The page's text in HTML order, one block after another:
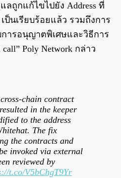
ลถูกแก้ไขไปยัง Address ที่
ป็นเรียบร้อยแล้ว รวมถึงการ
ารอนุญาตพิเศษและวิธีการ
Poly Network กล่าว
chain contract
in the keeper
to the address
The fix
the contracts and
invoked via external
reviewed by
t.co/V5bChgT9Yr